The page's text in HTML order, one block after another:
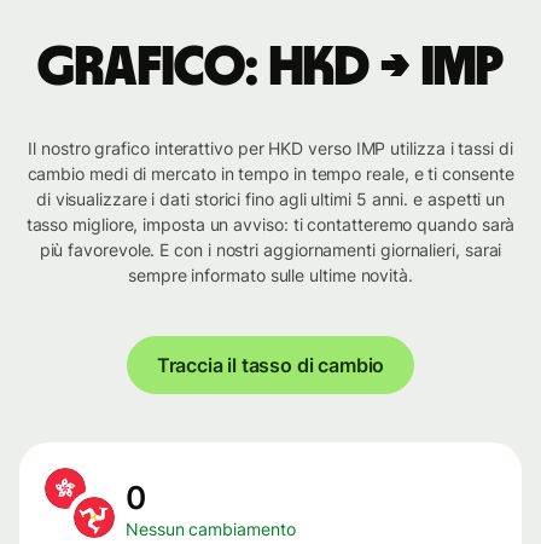
Grafico: HKD → IMP
Il nostro grafico interattivo per HKD verso IMP utilizza i tassi di
cambio medi di mercato in tempo in tempo reale, e ti consente
di visualizzare i dati storici fino agli ultimi 5 anni. e aspetti un
tasso migliore, imposta un avviso: ti contatteremo quando sarà
più favorevole. E con i nostri aggiornamenti giornalieri, sarai
sempre informato sulle ultime novità.
Traccia il tasso di cambio
0
Nessun cambiamento